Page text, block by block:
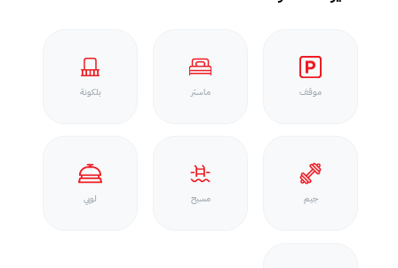
موقف ماستر بلكونة
جيم مسبح لوبي